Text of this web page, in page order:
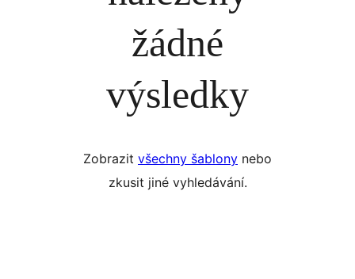
žádné
výsledky
Zobrazit všechny šablony nebo
zkusit jiné vyhledávání.